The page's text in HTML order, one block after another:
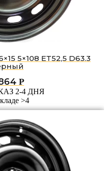
5×108 ET52,5 D63.3
Р
2-4 ДНЯ
>4